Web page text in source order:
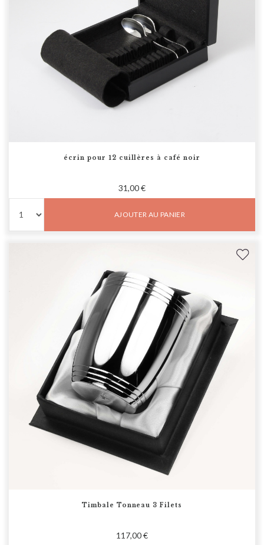
écrin pour 12 cuillères à café noir
31,00 €
AJOUTER AU PANIER
Timbale Tonneau 3 Filets
117,00 €